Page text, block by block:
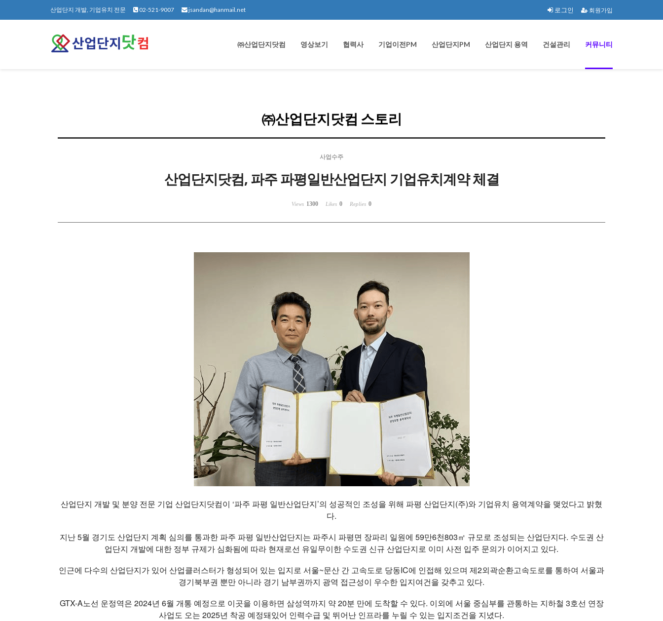
산업단지 개발, 기업유치 전문 02-521-9007 jsandan@hanmail.net 로그인 회원가입
㈜산업단지닷컴 영상보기 협력사 기업이전PM 산업단지PM 산업단지 용역 건설관리 커뮤니티
㈜산업단지닷컴 스토리
사업수주
산업단지닷컴, 파주 파평일반산업단지 기업유치계약 체결
Views 1300 Likes 0 Replies 0
산업단지 개발 및 분양 전문 기업 산업단지닷컴이 ‘파주 파평 일반산업단지’의 성공적인 조성을 위해 파평 산업단지(주)와 기업유치 용역계약을 맺었다고 밝혔
다.
지난 5월 경기도 산업단지 계획 심의를 통과한 파주 파평 일반산업단지는 파주시 파평면 장파리 일원에 59만6천803㎡ 규모로 조성되는 산업단지다. 수도권 산
업단지 개발에 대한 정부 규제가 심화됨에 따라 현재로선 유일무이한 수도권 신규 산업단지로 이미 사전 입주 문의가 이어지고 있다.
인근에 다수의 산업단지가 있어 산업클러스터가 형성되어 있는 입지로 서울~문산 간 고속도로 당동IC에 인접해 있으며 제2외곽순환고속도로를 통하여 서울과
경기북부권 뿐만 아니라 경기 남부권까지 광역 접근성이 우수한 입지여건을 갖추고 있다.
GTX-A노선 운정역은 2024년 6월 개통 예정으로 이곳을 이용하면 삼성역까지 약 20분 만에 도착할 수 있다. 이외에 서울 중심부를 관통하는 지하철 3호선 연장
사업도 오는 2025년 착공 예정돼있어 인력수급 및 뛰어난 인프라를 누릴 수 있는 입지조건을 지녔다.